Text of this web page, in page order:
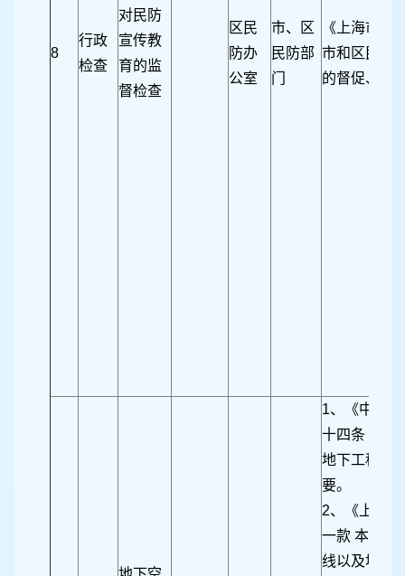
8
行政
检查
对民防
宣传教
育的监
督检查
区民
防办
公室
市、区
民防部
门
《上海市民
市和区民防
的督促、检
1、《中华
十四条 城市
地下工程的
要。
2、《上海
一款 本市的
线以及地下